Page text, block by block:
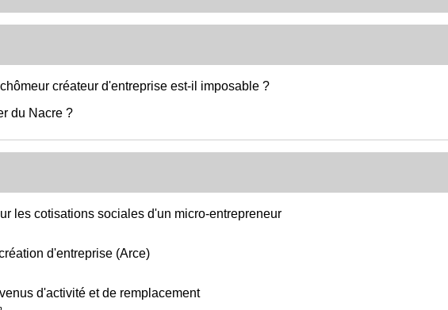
créateur d'entreprise est-il imposable ?
du Nacre ?
les cotisations sociales d'un micro-entrepreneur
d'entreprise (Arce)
d'activité et de remplacement